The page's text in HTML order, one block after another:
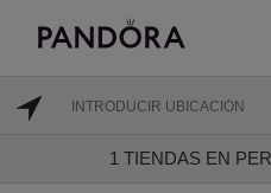
1 TIENDAS EN